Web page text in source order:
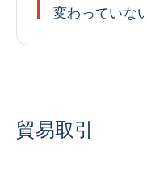
変わっていな
貿易取引